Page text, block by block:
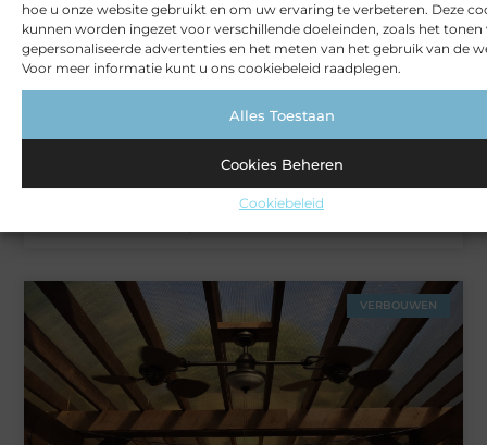
hoe u onze website gebruikt en om uw ervaring te verbeteren. Deze
kunnen worden ingezet voor verschillende doeleinden, zoals het tonen
gepersonaliseerde advertenties en het meten van het gebruik van de
Voor meer informatie kunt u ons cookiebeleid raadplegen.
Alles Toestaan
Cookies Beheren
Cookiebeleid
ZAKELIJK
VERBOUWEN